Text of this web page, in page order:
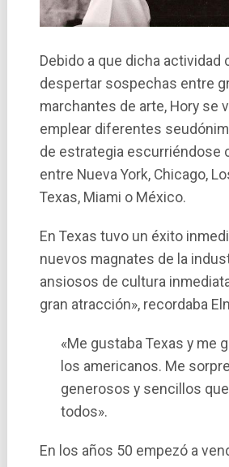
Debido a que dicha actividad
despertar sospechas entre
marchantes de arte, Hory se
emplear diferentes
de estrategia escurriéndose
entre Nueva York, Chicago,
Texas, Miami o México.
En Texas tuvo un éxito
nuevos magnates de la
ansiosos de cultura
gran atracción», recordaba
«Me gustaba Texas y me
los americanos. Me
generosos y sencillos
todos».
En los años 50 empezó a